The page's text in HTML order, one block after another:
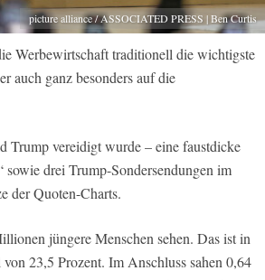
picture alliance / ASSOCIATED PRESS | Ben Curtis
Werbewirtschaft traditionell die wichtigste
auch ganz besonders auf die
Trump vereidigt wurde – eine faustdicke
drei Trump-Sondersendungen im
der Quoten-Charts.
jüngere Menschen sehen. Das ist in
23,5 Prozent. Im Anschluss sahen 0,64